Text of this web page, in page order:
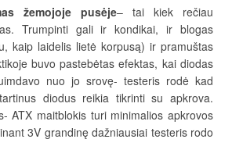
žemojoje pusėje– tai kiek rečiau
Trumpinti gali ir kondikai, ir blogas
kaip laidelis lietė korpusą) ir pramuštas
buvo pastebėtas efektas, kai diodas
nuo jo srovę- testeris rodė kad
diodus reikia tikrinti su apkrova.
ATX maitblokis turi minimalios apkrovos
3V grandinę dažniausiai testeris rodo